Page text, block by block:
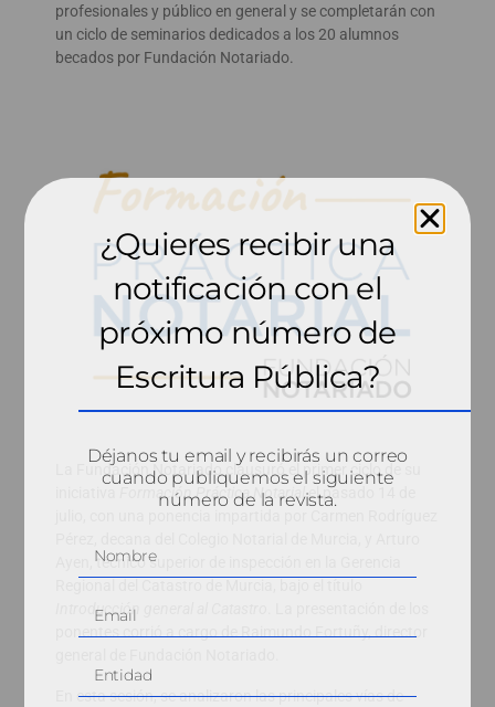
profesionales y público en general y se completarán con
un ciclo de seminarios dedicados a los 20 alumnos
becados por Fundación Notariado.
La Fundación Notariado clausuró el primer ciclo de su
Formación Práctica Notarialel pasado 14 de
Ayen, técnico superior de inspección en la Gerencia
Introducción general al Catastro
ponentes corrió a cargo de Raimundo Fortuñy, director
En esta sesión, se analizaron las principales vías de
¿Quieres recibir una
notificación con el
próximo número de
Escritura Pública?
Déjanos tu email y recibirás un correo
cuando publiquemos el siguiente
número de la revista.